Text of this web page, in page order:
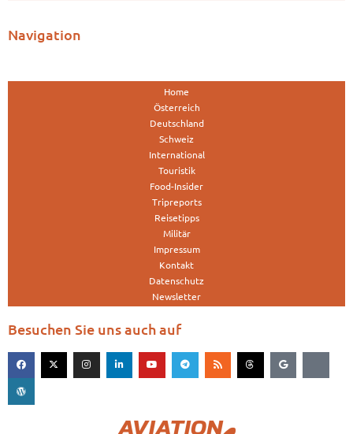
Navigation
Home
Österreich
Deutschland
Schweiz
International
Touristik
Food-Insider
Tripreports
Reisetipps
Militär
Impressum
Kontakt
Datenschutz
Newsletter
Besuchen Sie uns auch auf